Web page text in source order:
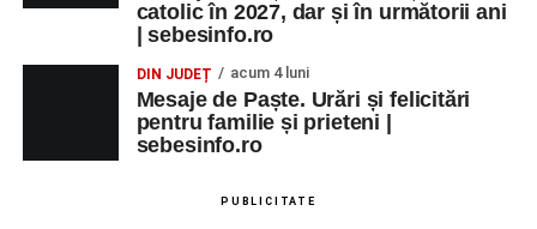
catolic în 2027, dar și în următorii ani
| sebesinfo.ro
DIN JUDEȚ acum 4 luni
Mesaje de Paște. Urări și felicitări
pentru familie și prieteni |
sebesinfo.ro
PUBLICITATE